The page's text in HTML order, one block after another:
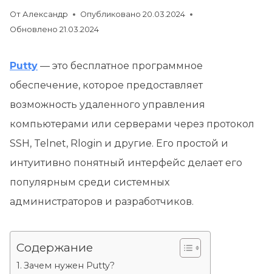
От Александр Опубликовано 20.03.2024
Обновлено 21.03.2024
Putty — это бесплатное программное
обеспечение, которое предоставляет
возможность удаленного управления
компьютерами или серверами через протокол
SSH, Telnet, Rlogin и другие. Его простой и
интуитивно понятный интерфейс делает его
популярным среди системных
администраторов и разработчиков.
Содержание
Зачем нужен Putty?